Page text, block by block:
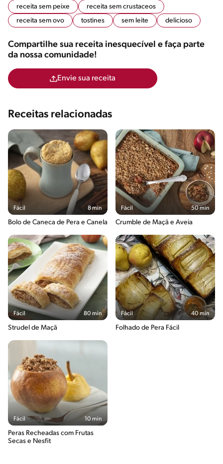
receita sem peixe
receita sem crustaceos
receita sem ovo
tostines sem leite delicioso
Compartilhe sua receita inesquecível e faça parte
da nossa comunidade!
Envie sua receita
Receitas relacionadas
Fácil 8 min
Bolo de Caneca de Pera e Canela
Fácil 50 min
Crumble de Maçã e Aveia
Fácil 80 min
Strudel de Maçã
Fácil 40 min
Folhado de Pera Fácil
Fácil 10 min
Peras Recheadas com Frutas
Secas e Nesfit